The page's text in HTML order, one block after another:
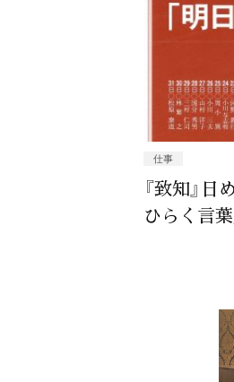
仕事
『致知』
ひらく言葉